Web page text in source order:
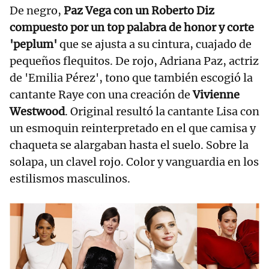
De negro, Paz Vega con un Roberto Diz
compuesto por un top palabra de honor y corte
'peplum' que se ajusta a su cintura, cuajado de
pequeños flequitos. De rojo, Adriana Paz, actriz
de 'Emilia Pérez', tono que también escogió la
cantante Raye con una creación deVivienne
Westwood. Original resultó la cantante Lisa con
un esmoquin reinterpretado en el que camisa y
chaqueta se alargaban hasta el suelo. Sobre la
solapa, un clavel rojo. Color y vanguardia en los
estilismos masculinos.